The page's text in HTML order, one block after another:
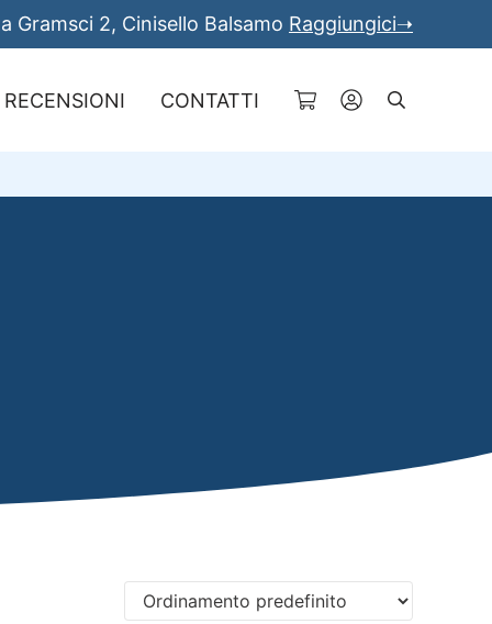
Gramsci 2, Cinisello Balsamo Raggiungici➝
RECENSIONI CONTATTI Cerca